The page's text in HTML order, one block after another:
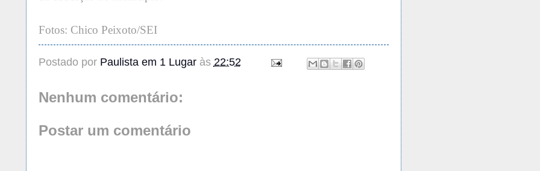
Fotos: Chico Peixoto/SEI
Postado por Paulista em 1 Lugar às 22:52
Nenhum comentário:
Postar um comentário